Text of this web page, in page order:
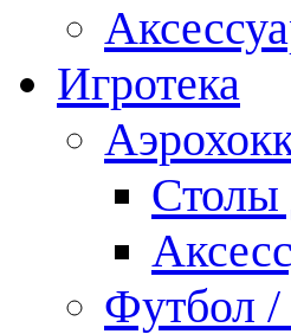
Игротека
Столы
Футбол